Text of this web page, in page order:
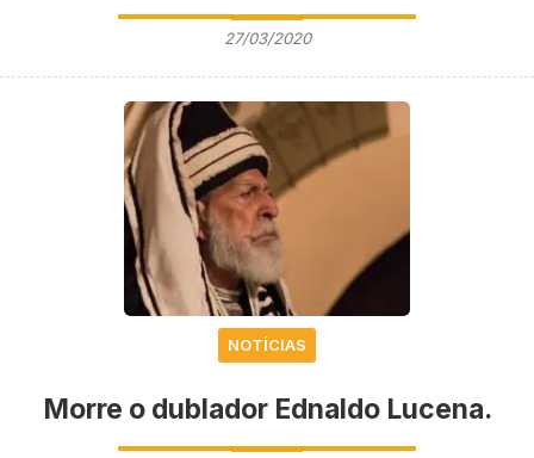
27/03/2020
NOTÍCIAS
Morre o dublador Ednaldo Lucena.